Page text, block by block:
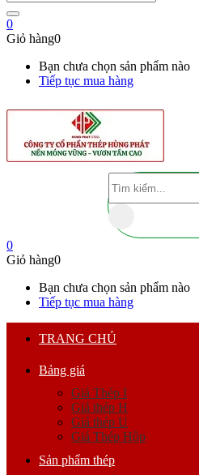
0
Giỏ hàng0
Bạn chưa chọn sản phẩm nào
Tiếp tục mua hàng
0
Giỏ hàng0
Bạn chưa chọn sản phẩm nào
Tiếp tục mua hàng
TRANG CHỦ
Bảng giá
Giá Thép I
Giá thép H
Giá thép U
Giá Thép Hộp
Sản phẩm thép